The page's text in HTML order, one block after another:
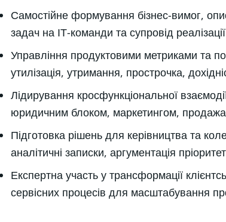
Самостійне формування бізнес-вимог,
задач на ІТ-команди та супровід
Управління продуктовими метриками та
утилізація, утримання, прострочка,
Лідирування кросфункціональної
юридичним блоком, маркетингом,
Підготовка рішень для керівництва та
аналітичні записки, аргументація
Експертна участь у трансформації
сервісних процесів для масштабування